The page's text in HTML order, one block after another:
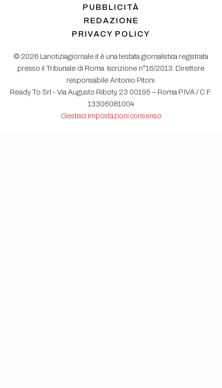
PUBBLICITÀ
REDAZIONE
PRIVACY POLICY
© 2026 Lanotiziagiornale.it è una testata giornalistica registrata
presso il Tribunale di Roma. Iscrizione n°16/2013. Direttore
responsabile Antonio Pitoni.
Ready To Srl - Via Augusto Riboty, 23 00195 – Roma P.IVA / C.F.
13306081004
Gestisci impostazioni consenso